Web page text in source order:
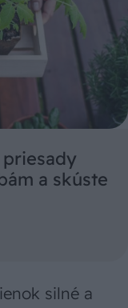
a skúste
silné a